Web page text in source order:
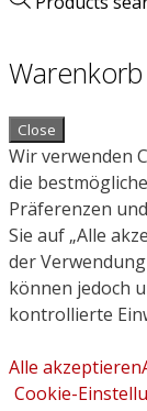
Warenkorb
Close
Wir verwenden
die
Präferenzen
Sie auf „Alle
der
können jedoch
kontrollierte
Alle akzeptieren
Cookie-